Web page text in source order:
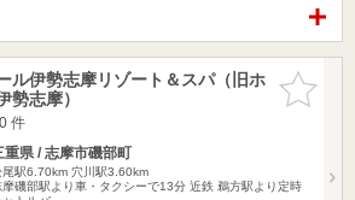
お気に入
りに追加
ル伊勢志摩リゾート＆スパ（旧ホ
志摩）
件
重県 / 志摩市磯部町
尾駅6.70km 穴川駅3.60km
摩磯部駅より車・タクシーで13分 近鉄 鵜方駅より定時